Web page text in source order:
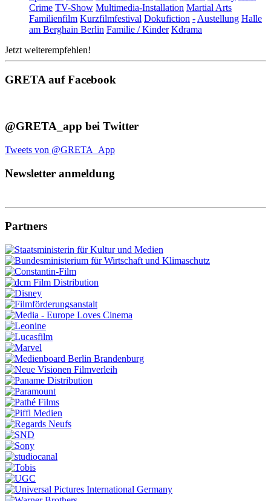
Crime TV-Show Multimedia-Installation Martial Arts
Familienfilm Kurzfilmfestival Dokufiction - Austellung Halle
am Berghain Berlin Familie / Kinder Kdrama
Jetzt weiterempfehlen!
GRETA auf Facebook
@GRETA_app bei Twitter
Tweets von @GRETA_App
Newsletter anmeldung
Partners